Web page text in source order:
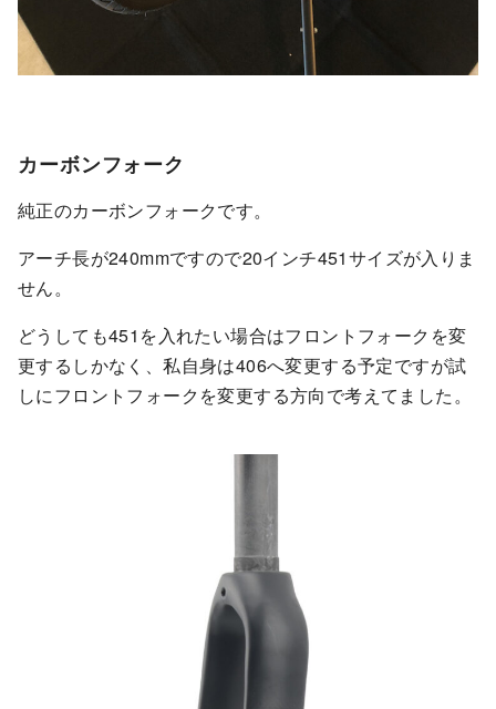
カーボンフォーク
純正のカーボンフォークです。
アーチ長が240mmですので20インチ451サイズが入りま
せん。
どうしても451を入れたい場合はフロントフォークを変
更するしかなく、私自身は406へ変更する予定ですが試
しにフロントフォークを変更する方向で考えてました。